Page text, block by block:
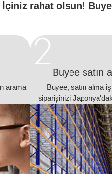
İçiniz rahat olsun!
arama
Buyee satın
Buyee, satın alma
siparişinizi